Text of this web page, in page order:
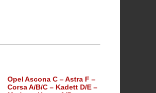
Opel Ascona C – Astra F –
Corsa A/B/C – Kadett D/E –